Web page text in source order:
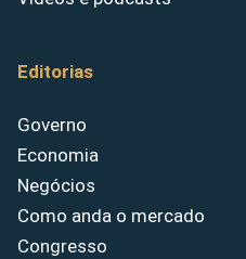
Editorias
Governo
Economia
Negócios
Como anda o mercado
Congresso